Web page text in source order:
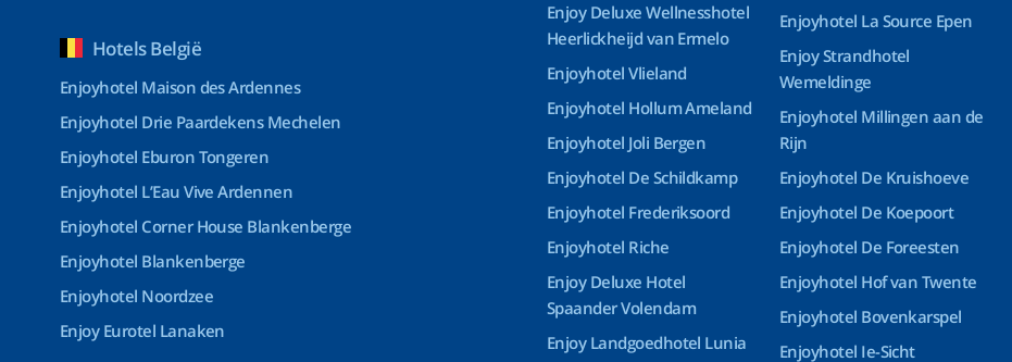
Hotels België
Enjoyhotel Maison des Ardennes
Enjoyhotel Drie Paardekens Mechelen
Enjoyhotel Eburon Tongeren
Enjoyhotel L’Eau Vive Ardennen
Enjoyhotel Corner House Blankenberge
Enjoyhotel Blankenberge
Enjoyhotel Noordzee
Enjoy Eurotel Lanaken
Enjoy Deluxe Wellnesshotel
Heerlickheijd van Ermelo
Enjoyhotel Vlieland
Enjoyhotel Hollum Ameland
Enjoyhotel Joli Bergen
Enjoyhotel De Schildkamp
Enjoyhotel Frederiksoord
Enjoyhotel Riche
Enjoy Deluxe Hotel
Spaander Volendam
Enjoy Landgoedhotel Lunia
Enjoyhotel La Source Epen
Enjoy Strandhotel
Wemeldinge
Enjoyhotel Millingen aan de
Rijn
Enjoyhotel De Kruishoeve
Enjoyhotel De Koepoort
Enjoyhotel De Foreesten
Enjoyhotel Hof van Twente
Enjoyhotel Bovenkarspel
Enjoyhotel Ie-Sicht